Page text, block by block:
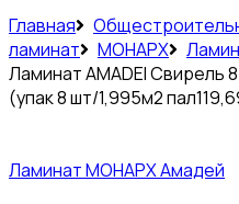
Главная
ламинат
МОНАРХ
Ламинат AMADEI Свирель
(упак 8 шт/1,995м2
Ламинат МОНАРХ Амадей